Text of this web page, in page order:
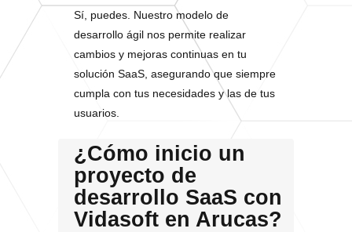
Sí, puedes. Nuestro modelo de
desarrollo ágil nos permite realizar
cambios y mejoras continuas en tu
solución SaaS, asegurando que siempre
cumpla con tus necesidades y las de tus
usuarios.
¿Cómo inicio un
proyecto de
desarrollo SaaS con
Vidasoft en Arucas?